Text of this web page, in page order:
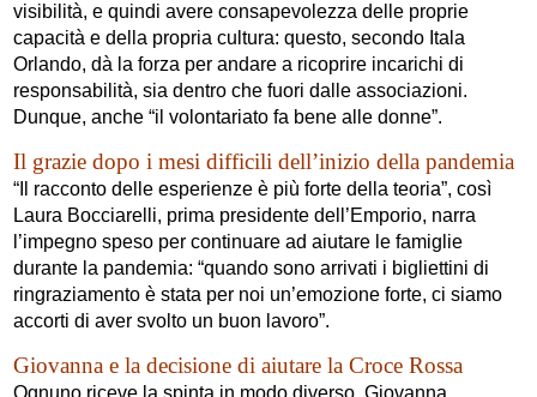
visibilità, e quindi avere consapevolezza delle proprie
capacità e della propria cultura: questo, secondo Itala
Orlando, dà la forza per andare a ricoprire incarichi di
responsabilità, sia dentro che fuori dalle associazioni.
Dunque, anche “il volontariato fa bene alle donne”.
Il grazie dopo i mesi difficili dell’inizio della pandemia
“Il racconto delle esperienze è più forte della teoria”, così
Laura Bocciarelli, prima presidente dell’Emporio, narra
l’impegno speso per continuare ad aiutare le famiglie
durante la pandemia: “quando sono arrivati i bigliettini di
ringraziamento è stata per noi un’emozione forte, ci siamo
accorti di aver svolto un buon lavoro”.
Giovanna e la decisione di aiutare la Croce Rossa